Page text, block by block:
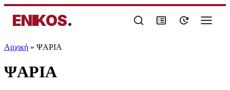
ENIKOS.
Αρχική » ΨΑΡΙΑ
ΨΑΡΙΑ